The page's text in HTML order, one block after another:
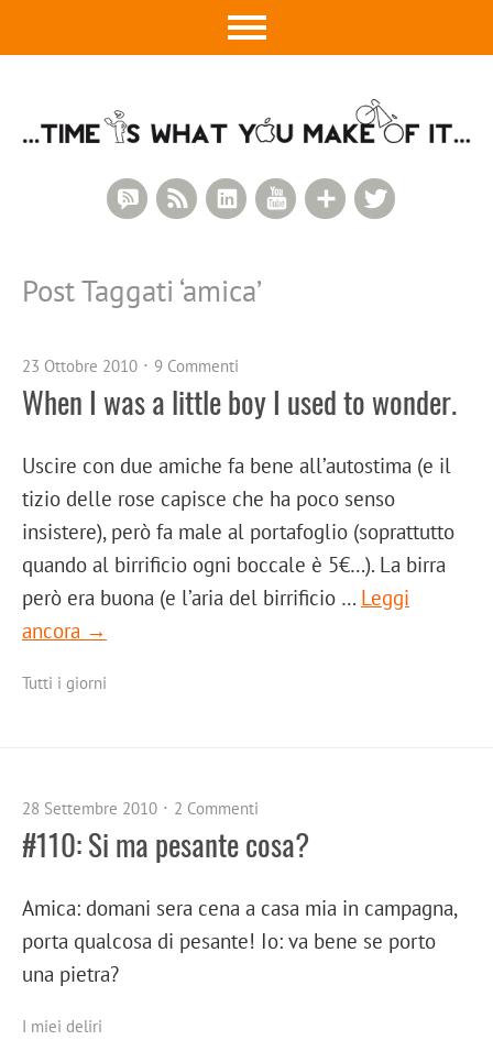
Google+
YouTube
LinkedIn
RSS Feed
RSS Comments
Post Taggati ‘amica’
23 Ottobre 2010 9 Commenti
When I was a little boy I used to wonder.
Uscire con due amiche fa bene all’autostima (e il
tizio delle rose capisce che ha poco senso
insistere), però fa male al portafoglio (soprattutto
quando al birrificio ogni boccale è 5€…). La birra
però era buona (e l’aria del birrificio … Leggi
ancora →
Tutti i giorni
28 Settembre 2010 2 Commenti
#110: Si ma pesante cosa?
Amica: domani sera cena a casa mia in campagna,
porta qualcosa di pesante! Io: va bene se porto
una pietra?
I miei deliri